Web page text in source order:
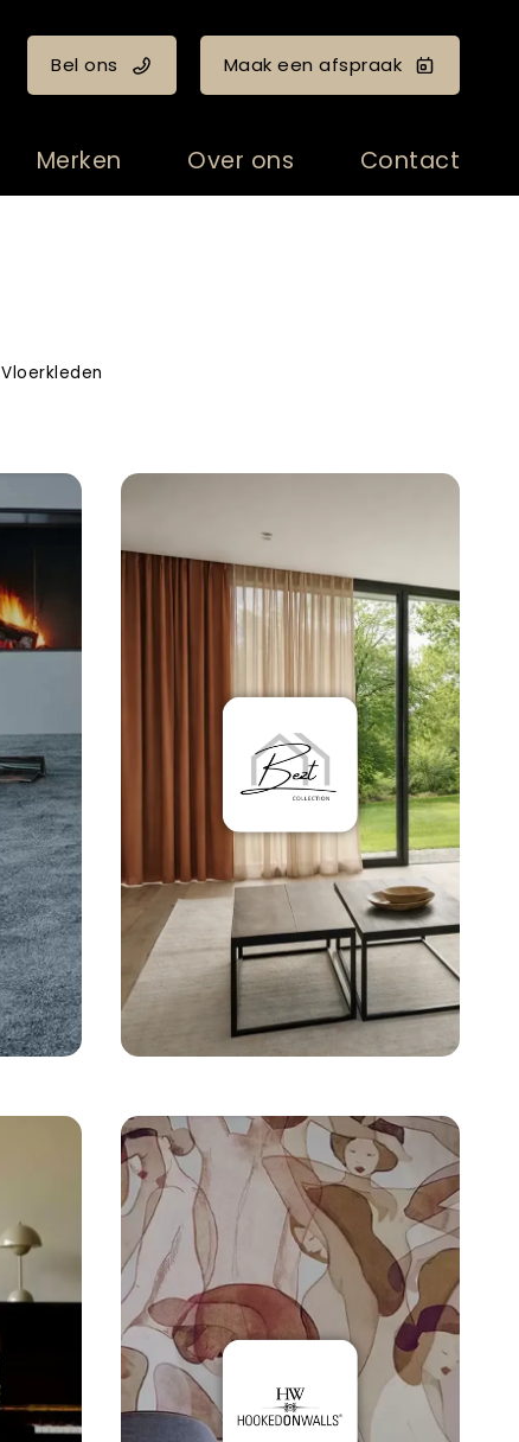
Bel ons Maak een afspraak
Merken Over ons Contact
Vloerkleden